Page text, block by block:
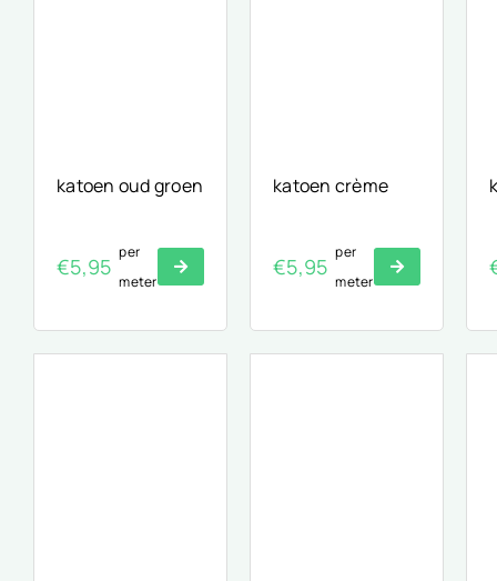
katoen oud groen
€5,95
per
meter
katoen crème
€5,95
per
meter